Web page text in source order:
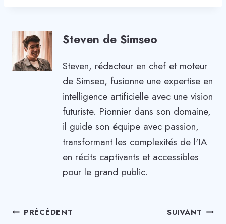
Steven de Simseo
Steven, rédacteur en chef et moteur
de Simseo, fusionne une expertise en
intelligence artificielle avec une vision
futuriste. Pionnier dans son domaine,
il guide son équipe avec passion,
transformant les complexités de l'IA
en récits captivants et accessibles
pour le grand public.
Navigation
PRÉCÉDENT SUIVANT